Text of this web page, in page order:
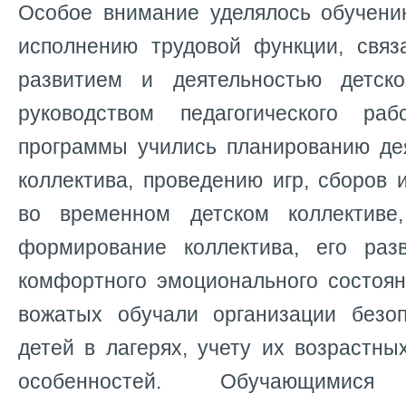
Особое внимание уделялось
исполнению трудовой функции,
развитием и деятельностью
руководством педагогического
программы учились планированию
коллектива, проведению игр,
во временном детском
формирование коллектива, его
комфортного эмоционального
вожатых обучали организации
детей в лагерях, учету их
особенностей. Обучающимися